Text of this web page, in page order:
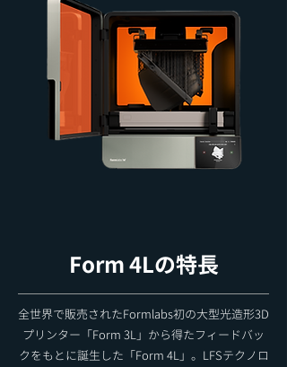
​ Form 4Lの特長
全世界で販売されたFormlabs初の大型光造形3D
プリンター「Form 3L」から得たフィードバッ
クをもとに誕生した「Form 4L」。LFSテクノロ